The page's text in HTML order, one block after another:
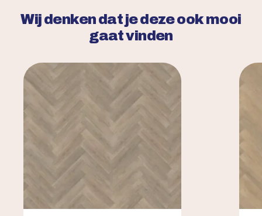
Wij denken dat je deze ook mooi
gaat vinden